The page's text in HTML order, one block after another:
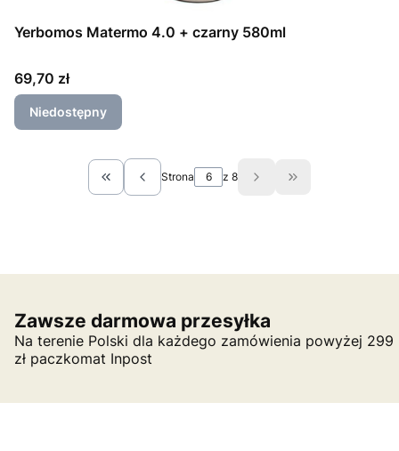
Yerbomos Matermo 4.0 + czarny 580ml
Cena
69,70 zł
Niedostępny
Wróć do pierwszej strony z produktami
Strona z 8 Przejdź do
Zawsze darmowa przesyłka
Na terenie Polski dla każdego zamówienia powyżej 299
zł paczkomat Inpost